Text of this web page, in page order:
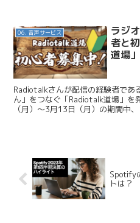
06. 音声サービス
ラジ
者と
道場
Radiotalkさんが配信の経験者であ
ん」をつなぐ「Radiotalk道場」を
（月）〜3月13日（月）の期間中
Spotify
トは？